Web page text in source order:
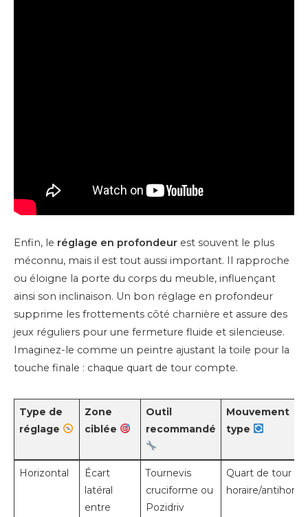
Enfin, le réglage en profondeur est souvent le plus
méconnu, mais il est tout aussi important. Il rapproche
ou éloigne la porte du corps du meuble, influençant
ainsi son inclinaison. Un bon réglage en profondeur
supprime les frottements côté charnière et assure des
jeux réguliers pour une fermeture fluide et silencieuse.
Imaginez-le comme un peintre ajustant la toile pour la
touche finale : chaque quart de tour compte.
Type de
réglage
Zone
ciblée
Outil
recommandé
Mouvement
type
Horizontal
Écart
latéral
entre
Tournevis
cruciforme ou
Pozidriv
Quart de tour
horaire/